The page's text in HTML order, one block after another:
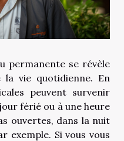
permanente se révèle
la vie quotidienne. En
peuvent survenir
férié ou à une heure
ouvertes, dans la nuit
exemple. Si vous vous